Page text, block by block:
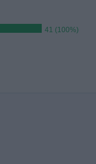
41 (100%)